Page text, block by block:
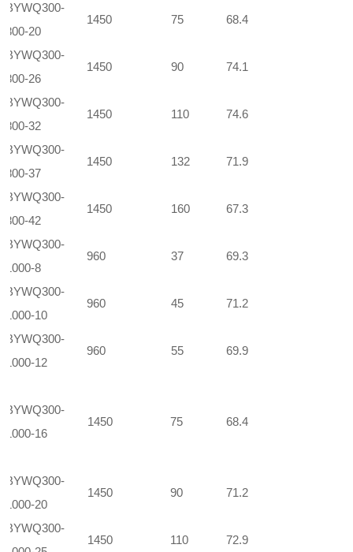
BYWQ300-
800-20
1450 75 68.4
BYWQ300-
800-26
1450 90 74.1
BYWQ300-
800-32
1450 110 74.6
BYWQ300-
800-37
1450 132 71.9
BYWQ300-
800-42
1450 160 67.3
BYWQ300-
1000-8
960 37 69.3
BYWQ300-
1000-10
960 45 71.2
BYWQ300-
1000-12
960 55 69.9
BYWQ300-
1000-16
1450 75 68.4
BYWQ300-
1000-20
1450 90 71.2
BYWQ300-
1450 110 72.9